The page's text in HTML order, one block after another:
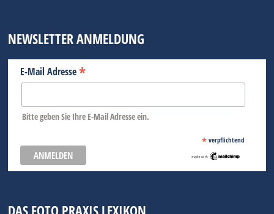
NEWSLETTER ANMELDUNG
E-Mail Adresse*
Bitte geben Sie Ihre E-Mail Adresse ein.
* verpflichtend
DAS FOTO PRAXIS LEXIKON